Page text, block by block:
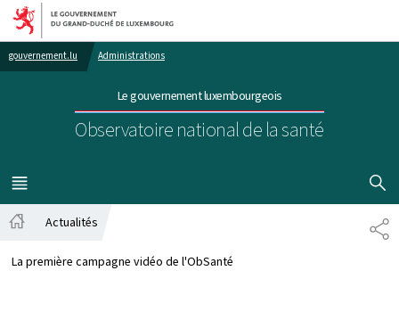
Aller au menu principal
Aller au contenu
gouvernement.lu Administrations
Le gouvernement luxembourgeois
Observatoire national de la santé
MENU
PRINCIPAL
Actualités
La première campagne vidéo de l'ObSanté